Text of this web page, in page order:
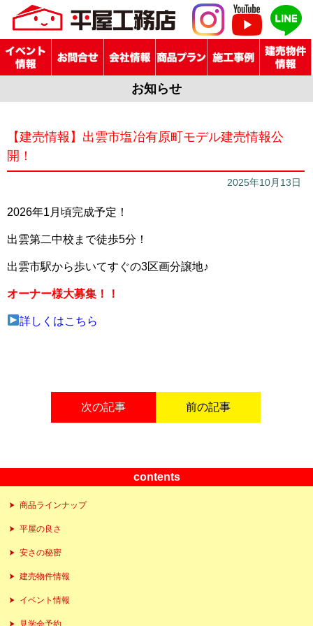
お知らせ
【建売情報】出雲市塩冶有原町モデル建売情報公
開！
2025年10月13日
2026年1月頃完成予定！
出雲第二中校まで徒歩5分！
出雲市駅から歩いてすぐの3区画分譲地♪
オーナー様大募集！！
詳しくはこちら
次の記事 前の記事
contents
商品ラインナップ
平屋の良さ
安さの秘密
建売物件情報
イベント情報
見学会予約